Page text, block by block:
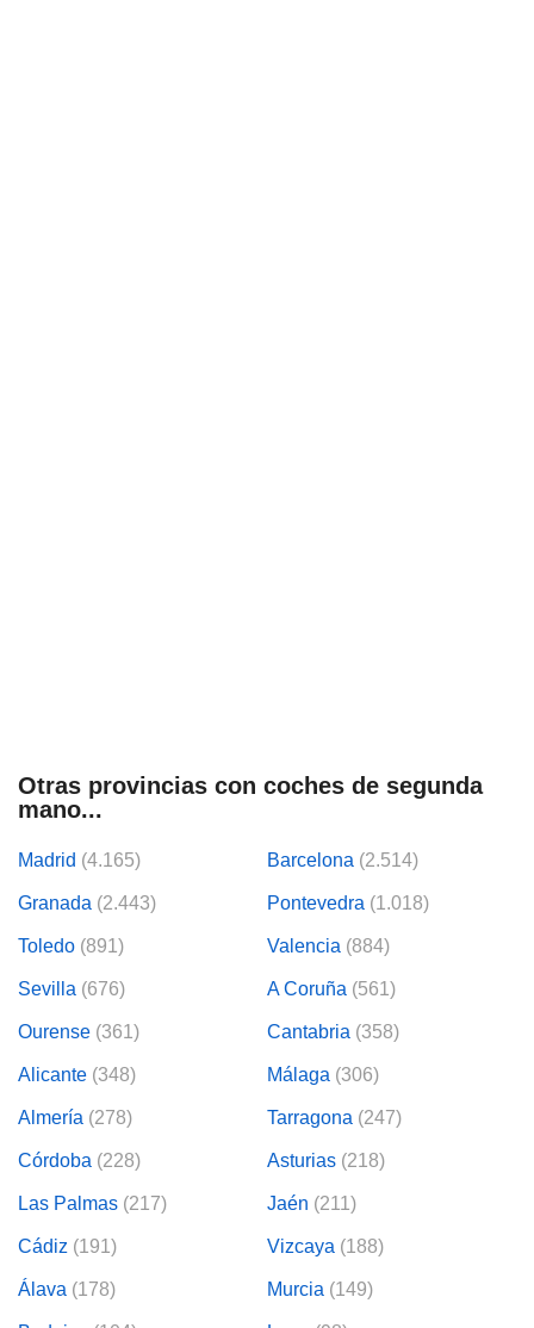
Otras provincias con coches de segunda
mano...
Madrid (4.165) Barcelona (2.514)
Granada (2.443) Pontevedra (1.018)
Toledo (891) Valencia (884)
Sevilla (676) A Coruña (561)
Ourense (361) Cantabria (358)
Alicante (348) Málaga (306)
Almería (278) Tarragona (247)
Córdoba (228) Asturias (218)
Las Palmas (217) Jaén (211)
Cádiz (191) Vizcaya (188)
Álava (178) Murcia (149)